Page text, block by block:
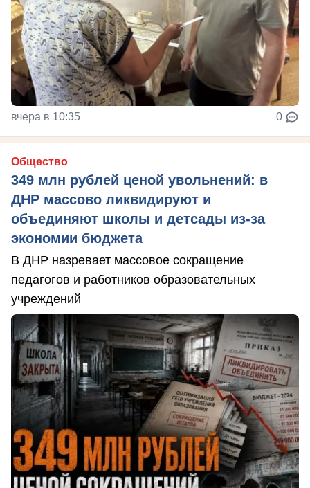
вчера в 10:35 0
Общество
349 млн рублей ценой увольнений: в
ДНР массово ликвидируют и
объединяют школы и детсады из-за
экономии бюджета
В ДНР назревает массовое сокращение
педагогов и работников образовательных
учреждений